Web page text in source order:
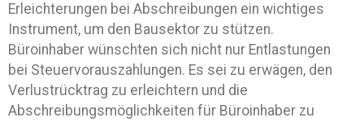
Erleichterungen bei Abschreibungen ein wichtiges
Instrument, um den Bausektor zu stützen.
Büroinhaber wünschten sich nicht nur Entlastungen
bei Steuervorauszahlungen. Es sei zu erwägen, den
Verlustrücktrag zu erleichtern und die
Abschreibungsmöglichkeiten für Büroinhaber zu